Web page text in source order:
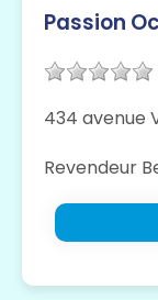
Passion
434 avenue
Revendeur